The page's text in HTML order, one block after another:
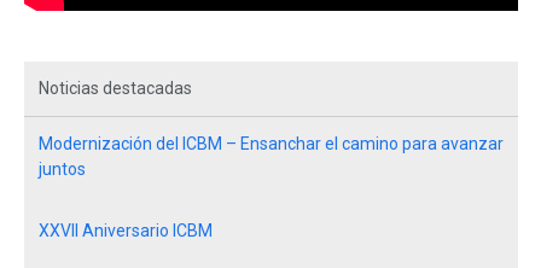
Noticias destacadas
Modernización del ICBM – Ensanchar el camino para avanzar
juntos
XXVII Aniversario ICBM